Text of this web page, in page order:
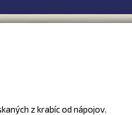
z krabíc od nápojov.